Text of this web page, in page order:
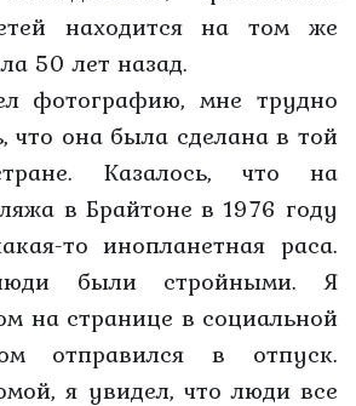
находится на том же
50 лет назад.
фотографию, мне трудно
что она была сделана в той
Казалось, что на
в Брайтоне в 1976 году
то инопланетная раса.
были стройными. Я
на странице в социальной
отправился в отпуск.
я увидел, что люди все